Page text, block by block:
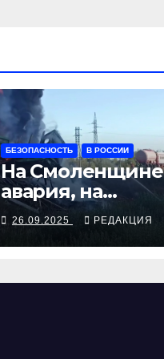
БЕЗОПАСНОСТЬ В РОССИИ
На Смоленщине
авария, на
Псковщине
взрыв
26.09.2025 РЕДАКЦИЯ